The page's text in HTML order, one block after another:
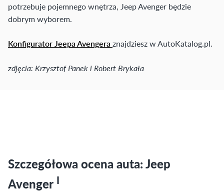
potrzebuje pojemnego wnętrza, Jeep Avenger będzie
dobrym wyborem.
Konfigurator Jeepa Avengera znajdziesz w AutoKatalog.pl.
zdjęcia: Krzysztof Panek i Robert Brykała
Szczegółowa ocena auta: Jeep
Avenger I